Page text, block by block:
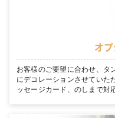
オ
お客様のご要望に合わせ、タ
にデコレーションさせていた
ッセージカード、のしまで対